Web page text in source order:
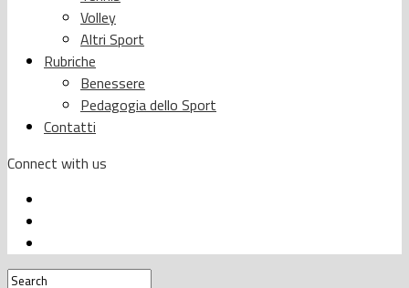
Volley
Altri Sport
Rubriche
Benessere
Pedagogia dello Sport
Contatti
Connect with us